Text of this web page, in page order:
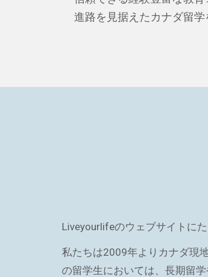
進路を見据えたカナダ留学
Liveyourlifeのウェブサイトに
私たちは2009年よりカナダ現
の留学生においては、長期留